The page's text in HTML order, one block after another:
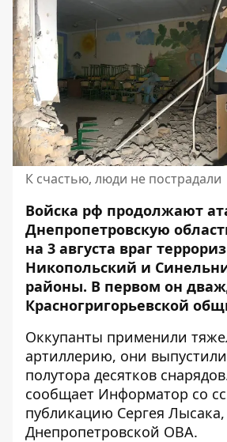
К счастью, люди не пострадали
Войска рф продолжают
Днепропетровскую
на 3 августа враг
Никопольский и
районы. В первом он
Красногригорьевской
Оккупанты применили
артиллерию, они
полутора десятков
сообщает Информатор со
публикацию Сергея Лысака,
Днепропетровской ОВА.